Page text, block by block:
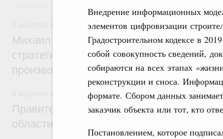
Внедрение информационных
элементов цифровизации
Градостроительном кодексе в
собой совокупность сведений,
собираются на всех этапах
реконструкции и сноса.
формате. Сбором данных
заказчик объекта или тот, кто
Постановлением, которое
5 августа, среда
Вопросы производительности труда и
Михаил Мишустин дал поручения по
стратегической сессии, посвящённой
производительности труда
Национальный проект «Экологическое
Правительство увеличило объём
области в рамках федерального